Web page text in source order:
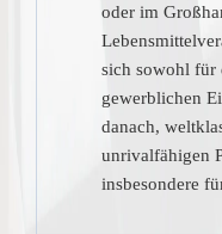
oder im
sich sowohl für
gewerblichen
danach,
unrivalfähigen
insbesondere